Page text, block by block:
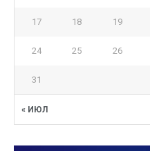
« ИЮЛ
17 18 19
24 25 26
31